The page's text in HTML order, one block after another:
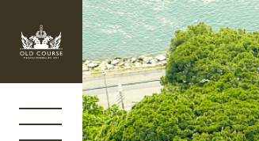
Panneau de gestion des cookies